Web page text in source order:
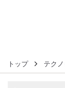
トップ テク